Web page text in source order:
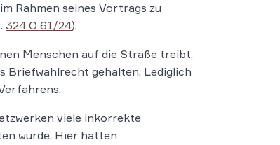
Rahmen seines Vortrags zu
324 O 61/24).
Menschen auf die Straße treibt,
Briefwahlrecht gehalten. Lediglich
viele inkorrekte
wurde. Hier hatten